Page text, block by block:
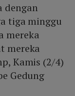
dengan
tiga minggu
mereka
mereka
Kamis (2/4)
Gedung